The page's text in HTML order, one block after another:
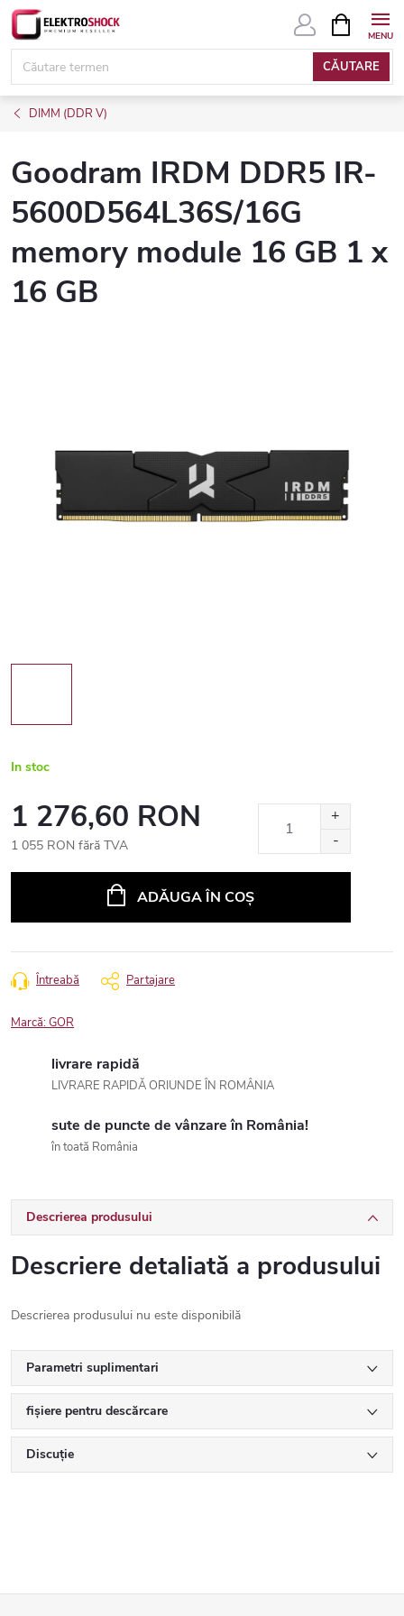
Treci
conținut
CĂUTARE
COŞ
DE
DIMM (DDR V)
Goodram IRDM DDR5 IR-
5600D564L36S/16G
memory module 16 GB 1 x
16 GB
In stoc
1 276,60 RON
1 055 RON fără TVA
ADĂUGA ÎN COŞ
Întreabă Partajare
Marcă:GOR
livrare rapidă
LIVRARE RAPIDĂ ORIUNDE ÎN ROMÂNIA
sute de puncte de vânzare în România!
în toată România
Descrierea produsului
Descriere detaliată a produsului
Descrierea produsului nu este disponibilă
Parametri suplimentari
fișiere pentru descărcare
Discuţie